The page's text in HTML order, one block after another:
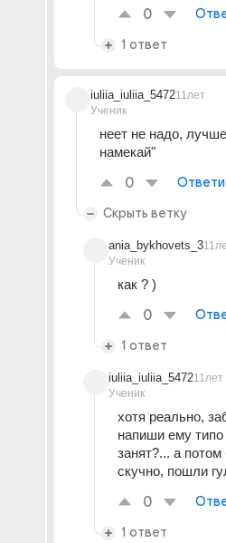
0
1 ответ
iuliia_iuliia_5472
Ученик
11лет
неет не надо,
намекай"
0
Скрыть ветку
ania_bykhovets_3
Ученик
как ? )
0
1 ответ
iuliia_iuliia_5472
Ученик
11лет
хотя реально,
напиши ему
занят?... а
скучно, пошли
0
1 ответ